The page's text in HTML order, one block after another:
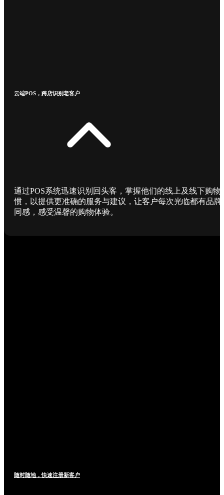
云端POS，跨店识别老客户
通过POS系统迅速识别回头客，掌握他们的线上及线下购物
惯，以提供更准确的服务与建议，让客户每次光临都有品牌
同感，感受温馨的购物体验。
随时随地，快速注册新客户